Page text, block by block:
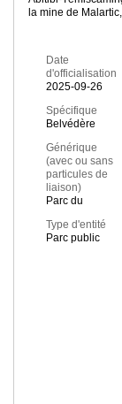
la mine de
Date
d'officialisation
2025-09-26
Spécifique
Belvédère
Générique
(avec ou sans
particules de
liaison)
Parc du
Type d'entité
Parc public